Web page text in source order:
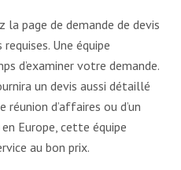
la page de demande de devis
Une équipe
d’examiner votre demande.
un devis aussi détaillé
réunion d’affaires ou d’un
Europe, cette équipe
au bon prix.